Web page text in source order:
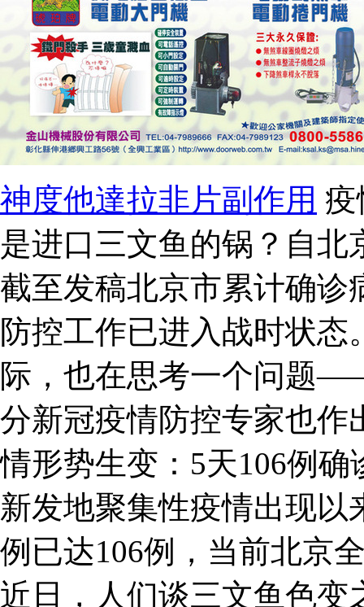
神度他達拉非片副作用
是进口三文鱼的锅？自
截至发稿北京市累计确诊
防控工作已进入战时状
际，也在思考一个问题
分新冠疫情防控专家也作
情形势生变：5天106例
新发地聚集性疫情出现
例已达106例，当前北京
近日，人们谈三文鱼色